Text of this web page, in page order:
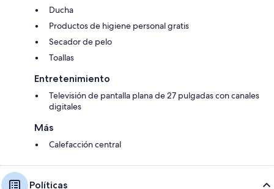
Ducha
Productos de higiene personal gratis
Secador de pelo
Toallas
Entretenimiento
Televisión de pantalla plana de 27 pulgadas con canales
digitales
Más
Calefacción central
Políticas